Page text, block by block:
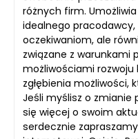
różnych firm.
idealnego
oczekiwaniom, ale
związane z warunkami
możliwościami
zgłębienia
Jeśli myślisz o zmianie
się więcej o swoim
serdecznie